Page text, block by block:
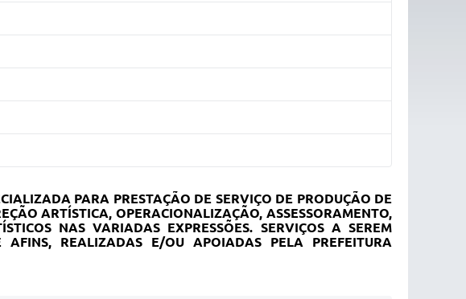
PARA PRESTAÇÃO DE SERVIÇO DE PRODUÇÃO DE
ARTÍSTICA, OPERACIONALIZAÇÃO, ASSESSORAMENTO,
NAS VARIADAS EXPRESSÕES. SERVIÇOS A SEREM
AFINS, REALIZADAS E/OU APOIADAS PELA PREFEITURA